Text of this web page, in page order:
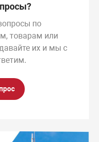
по
товарам или
их и мы с